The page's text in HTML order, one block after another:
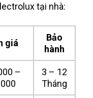
tại nhà:
giá
Bảo
hành
–
3 – 12
Tháng